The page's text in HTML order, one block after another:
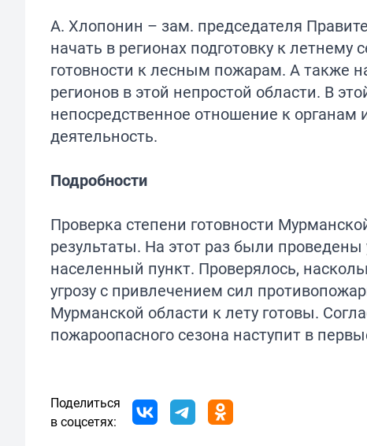
А. Хлопонин – зам. председателя
начать в регионах подготовку к
готовности к лесным пожарам. А также
регионов в этой непростой области. В
непосредственное отношение к
деятельность.
Подробности
Проверка степени готовности
результаты. На этот раз были
населенный пункт. Проверялось,
угрозу с привлечением сил
Мурманской области к лету готовы.
пожароопасного сезона наступит в
Поделиться
в соцсетях: